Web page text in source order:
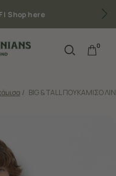
| Shop here
0
/ BIG & TALL ΠΟΥΚΑΜΙΣΟ